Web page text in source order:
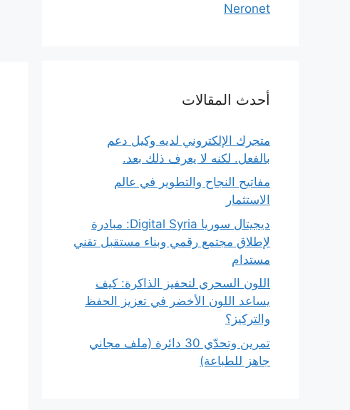
Neronet
أحدث المقالات
متجرك الإلكتروني لديه وكيل دعم
بالفعل. لكنه لا يعرف ذلك بعد.
مفاتيح النجاح والتطوير في عالم
الاستثمار
ديجيتال سوريا Digital Syria: مبادرة
لإطلاق مجتمع رقمي وبناء مستقبل تقني
مستدام
اللون السحري لتحفيز الذاكرة: كيف
يساعد اللون الأخضر في تعزيز الحفظ
والتركيز؟
تمرين وتحدّي 30 دائرة (ملف مجاني
جاهز للطباعة)